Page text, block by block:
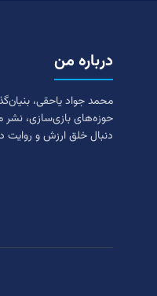
درباره من
محمد جواد یاحقی،
حوزه‌های بازی‌سازی، نشر
دنبال خلق ارزش و روایت